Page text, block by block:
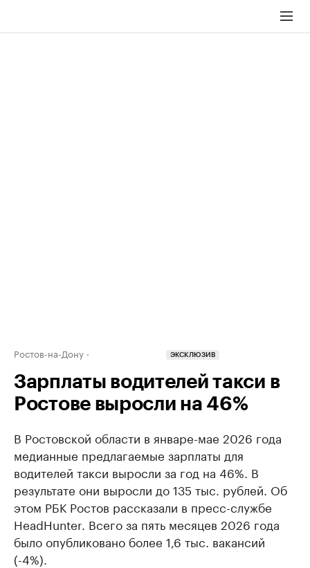
Ростов-на-Дону ЭКСКЛЮЗИВ
Зарплаты водителей такси в
Ростове выросли на 46%
В Ростовской области в январе-мае 2026 года
медианные предлагаемые зарплаты для
водителей такси выросли за год на 46%. В
результате они выросли до 135 тыс. рублей. Об
этом РБК Ростов рассказали в пресс-службе
HeadHunter. Всего за пять месяцев 2026 года
было опубликовано более 1,6 тыс. вакансий
(-4%).